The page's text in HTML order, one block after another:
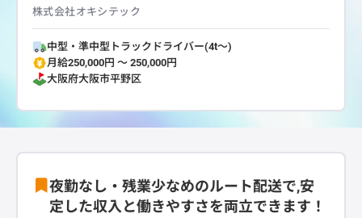
株式会社オキシテック
中型・準中型トラックドライバー(4t～)
月給250,000円 〜 250,000円
大阪府大阪市平野区
夜勤なし・残業少なめのルート配送で,安
定した収入と働きやすさを両立できます！